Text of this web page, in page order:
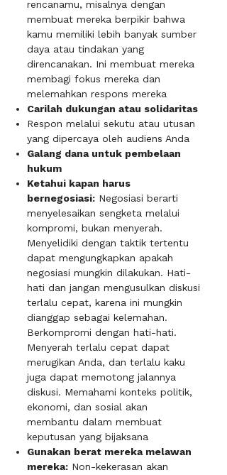
rencanamu, misalnya dengan
membuat mereka berpikir bahwa
kamu memiliki lebih banyak sumber
daya atau tindakan yang
direncanakan. Ini membuat mereka
membagi fokus mereka dan
melemahkan respons mereka
Carilah dukungan atau solidaritas
Respon melalui sekutu atau utusan
yang dipercaya oleh audiens Anda
Galang dana untuk pembelaan
hukum
Ketahui kapan harus
bernegosiasi: Negosiasi berarti
menyelesaikan sengketa melalui
kompromi, bukan menyerah.
Menyelidiki dengan taktik tertentu
dapat mengungkapkan apakah
negosiasi mungkin dilakukan. Hati-
hati dan jangan mengusulkan diskusi
terlalu cepat, karena ini mungkin
dianggap sebagai kelemahan.
Berkompromi dengan hati-hati.
Menyerah terlalu cepat dapat
merugikan Anda, dan terlalu kaku
juga dapat memotong jalannya
diskusi. Memahami konteks politik,
ekonomi, dan sosial akan
membantu dalam membuat
keputusan yang bijaksana
Gunakan berat mereka melawan
mereka: Non-kekerasan akan